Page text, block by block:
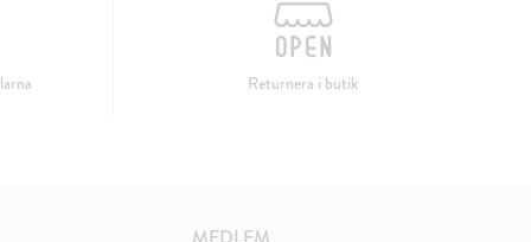
Returnera i butik